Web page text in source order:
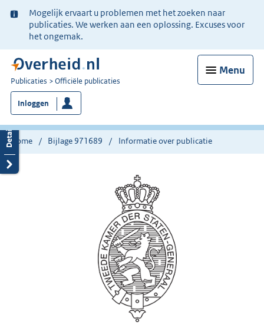
Ter
informatie:
Mogelijk ervaart u problemen met het zoeken naar
publicaties. We werken aan een oplossing. Excuses voor
het ongemak.
Menu
U
bent
nu
hier:
Publicaties Officiële publicaties
Inloggen
Home Bijlage 971689 Informatie over publicatie